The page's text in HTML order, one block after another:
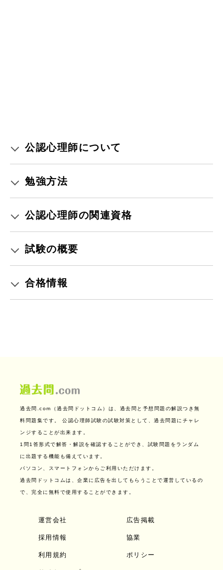
公認心理師について
勉強方法
公認心理師の関連資格
試験の概要
合格情報
過去問.com（過去問ドットコム）は、過去問と予想問題の解説つき無
料問題集です。 公認心理師試験の試験対策として、過去問題にチャレ
ンジすることが出来ます。
1問1答形式で解答・解説を確認することができ、試験問題をランダム
に出題する機能も備えています。
パソコン、スマートフォンからご利用いただけます。
過去問ドットコムは、企業に広告を出してもらうことで運営しているの
で、完全に無料で使用することができます。
運営会社 広告掲載
採用情報 協業
利用規約 ポリシー